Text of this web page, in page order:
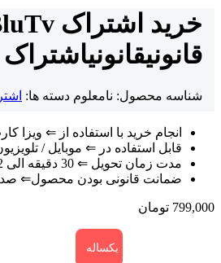
قانونیقانونیاشتراک
شناسه محصول: نامعلوم دسته ها:
انجام خرید با استفاده از ⇐ ویزا
قابل استفاده در ⇐ موبایل /
مدت زمان تحویل ⇐ 30 دقیقه الی 12 ساعت
ضمانت قانونی بودن محصول⇐ صد
799,000 تومان
یکساله